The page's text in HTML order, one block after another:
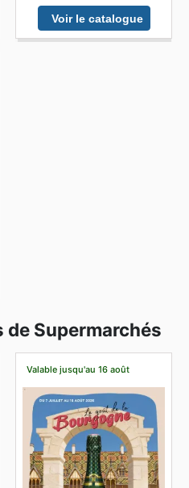
Voir le catalogue
Supermarchés
Valable jusqu'au 16 août